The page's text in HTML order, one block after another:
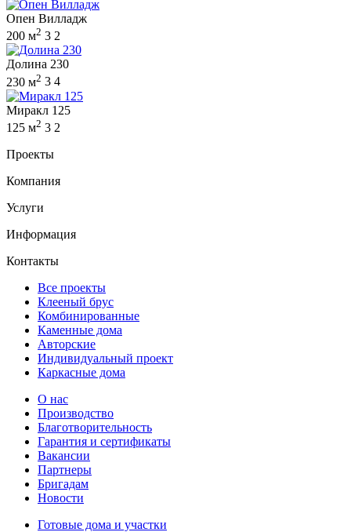
Опен Вилладж
200 м2 3 2
Долина 230
230 м2 3 4
Миракл 125
125 м2 3 2
Проекты
Компания
Услуги
Информация
Контакты
Все проекты
Клееный брус
Комбинированные
Каменные дома
Авторские
Индивидуальный проект
Каркасные дома
О нас
Производство
Благотворительность
Гарантия и сертификаты
Вакансии
Партнеры
Бригадам
Новости
Готовые дома и участки